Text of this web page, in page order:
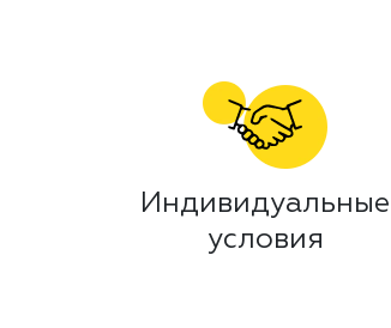
Индивидуальные
условия